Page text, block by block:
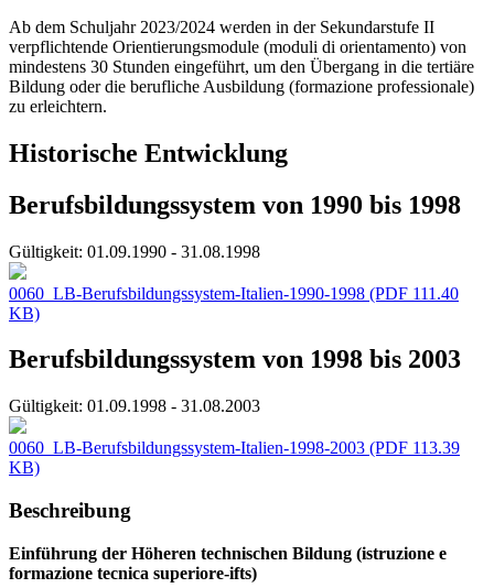
Ab dem Schuljahr 2023/2024 werden in der Sekundarstufe II
verpflichtende Orientierungsmodule (moduli di orientamento) von
mindestens 30 Stunden eingeführt, um den Übergang in die tertiäre
Bildung oder die berufliche Ausbildung (formazione professionale)
zu erleichtern.
Historische Entwicklung
Berufsbildungssystem von 1990 bis 1998
Gültigkeit: 01.09.1990 - 31.08.1998
0060_LB-Berufsbildungssystem-Italien-1990-1998 (PDF 111.40
KB)
Berufsbildungssystem von 1998 bis 2003
Gültigkeit: 01.09.1998 - 31.08.2003
0060_LB-Berufsbildungssystem-Italien-1998-2003 (PDF 113.39
KB)
Beschreibung
Einführung der Höheren technischen Bildung (istruzione e
formazione tecnica superiore-ifts)